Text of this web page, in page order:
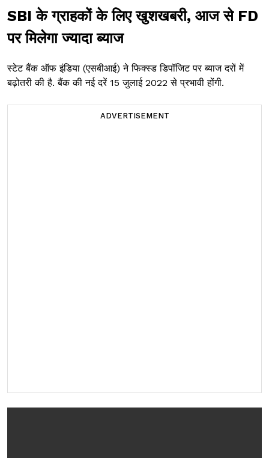
SBI के ग्राहकों के लिए खुशखबरी, आज से FD
पर मिलेगा ज्यादा ब्याज
स्टेट बैंक ऑफ इंडिया (एसबीआई) ने फिक्स्ड डिपॉजिट पर ब्याज दरों में
बढ़ोतरी की है. बैंक की नई दरें 15 जुलाई 2022 से प्रभावी होंगी.
ADVERTISEMENT